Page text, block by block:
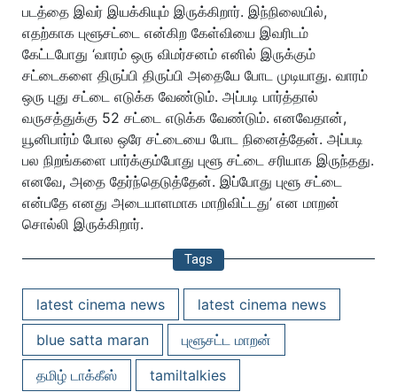
படத்தை இவர் இயக்கியும் இருக்கிறார். இந்நிலையில்,
எதற்காக புளூசட்டை என்கிற கேள்வியை இவரிடம்
கேட்டபோது ‘வாரம் ஒரு விமர்சனம் எனில் இருக்கும்
சட்டைகளை திருப்பி திருப்பி அதையே போட முடியாது. வாரம்
ஒரு புது சட்டை எடுக்க வேண்டும். அப்படி பார்த்தால்
வருசத்துக்கு 52 சட்டை எடுக்க வேண்டும். எனவேதான்,
யூனிபார்ம் போல ஒரே சட்டையை போட நினைத்தேன். அப்படி
பல நிறங்களை பார்க்கும்போது புளூ சட்டை சரியாக இருந்தது.
எனவே, அதை தேர்ந்தெடுத்தேன். இப்போது புளூ சட்டை
என்பதே எனது அடையாளமாக மாறிவிட்டது’ என மாறன்
சொல்லி இருக்கிறார்.
Tags
latest cinema news
latest cinema news
blue satta maran
புளூசட்ட மாறன்
தமிழ் டாக்கீஸ்
tamiltalkies